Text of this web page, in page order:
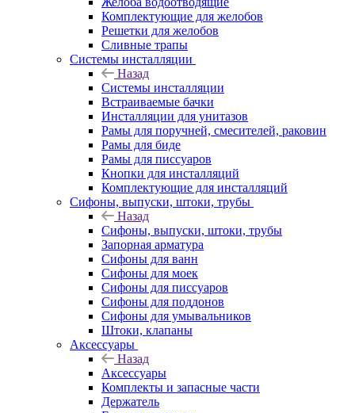
Комплектующие для желобов
Решетки для желобов
Сливные трапы
Системы инсталляции
Назад
Системы инсталляции
Встраиваемые бачки
Инсталляции для унитазов
Рамы для поручней, смесителей, раковин
Рамы для биде
Рамы для писсуаров
Кнопки для инсталляций
Комплектующие для инсталляций
Сифоны, выпуски, штоки, трубы
Назад
Сифоны, выпуски, штоки, трубы
Запорная арматура
Сифоны для ванн
Сифоны для моек
Сифоны для писсуаров
Сифоны для поддонов
Сифоны для умывальников
Штоки, клапаны
Аксессуары
Назад
Аксессуары
Комплекты и запасные части
Держатель